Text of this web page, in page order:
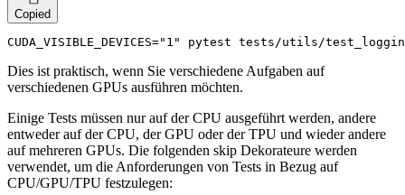
Copied
CUDA_VISIBLE_DEVICES="1" pytest tests/utils/
Dies ist praktisch, wenn Sie verschiedene Aufgaben auf
verschiedenen GPUs ausführen möchten.
Einige Tests müssen nur auf der CPU ausgeführt werden, andere
entweder auf der CPU, der GPU oder der TPU und wieder andere
auf mehreren GPUs. Die folgenden skip Dekorateure werden
verwendet, um die Anforderungen von Tests in Bezug auf
CPU/GPU/TPU festzulegen: